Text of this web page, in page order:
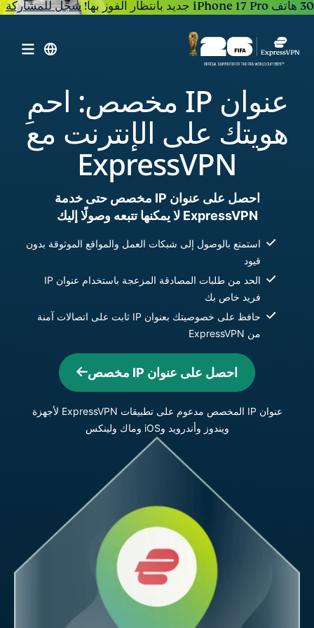
30 هاتف iPhone 17 Pro جديد بانتظار الفوز بها! سجّل للمشاركة
عنوان IP مخصص: احمِ
هويتك على الإنترنت مع
ExpressVPN
احصل على عنوان IP مخصص حتى خدمة
ExpressVPN لا يمكنها تتبعه وصولًا إليك
استمتع بالوصول إلى شبكات العمل والمواقع الموثوقة بدون
قيود
الحد من طلبات المصادقة المزعجة باستخدام عنوان IP
فريد خاص بك
حافظ على خصوصيتك بعنوان IP ثابت على اتصالات آمنة
من ExpressVPN
احصل على عنوان IP مخصص
عنوان IP المخصص مدعوم على تطبيقات ExpressVPN لأجهزة
ويندوز وأندرويد وiOS وماك ولينكس